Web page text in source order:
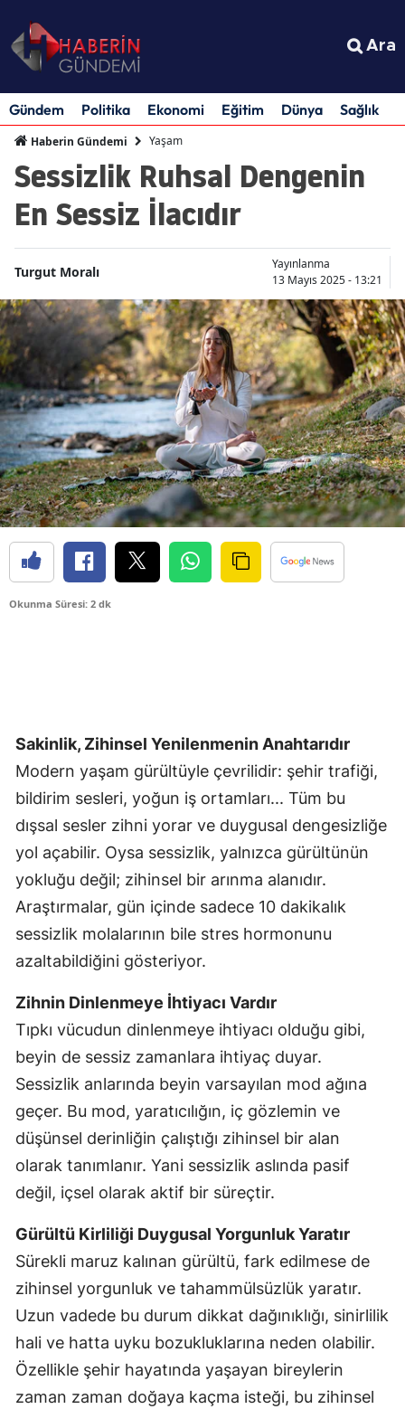
Ara
Gündem Politika Ekonomi Eğitim Dünya Sağlık
Haberin Gündemi Yaşam
Sessizlik Ruhsal Dengenin
En Sessiz İlacıdır
Turgut Moralı
Yayınlanma
13 Mayıs 2025 - 13:21
Okunma Süresi: 2 dk
Sakinlik, Zihinsel Yenilenmenin Anahtarıdır
Modern yaşam gürültüyle çevrilidir: şehir trafiği,
bildirim sesleri, yoğun iş ortamları... Tüm bu
dışsal sesler zihni yorar ve duygusal dengesizliğe
yol açabilir. Oysa sessizlik, yalnızca gürültünün
yokluğu değil; zihinsel bir arınma alanıdır.
Araştırmalar, gün içinde sadece 10 dakikalık
sessizlik molalarının bile stres hormonunu
azaltabildiğini gösteriyor.
Zihnin Dinlenmeye İhtiyacı Vardır
Tıpkı vücudun dinlenmeye ihtiyacı olduğu gibi,
beyin de sessiz zamanlara ihtiyaç duyar.
Sessizlik anlarında beyin varsayılan mod ağına
geçer. Bu mod, yaratıcılığın, iç gözlemin ve
düşünsel derinliğin çalıştığı zihinsel bir alan
olarak tanımlanır. Yani sessizlik aslında pasif
değil, içsel olarak aktif bir süreçtir.
Gürültü Kirliliği Duygusal Yorgunluk Yaratır
Sürekli maruz kalınan gürültü, fark edilmese de
zihinsel yorgunluk ve tahammülsüzlük yaratır.
Uzun vadede bu durum dikkat dağınıklığı, sinirlilik
hali ve hatta uyku bozukluklarına neden olabilir.
Özellikle şehir hayatında yaşayan bireylerin
zaman zaman doğaya kaçma isteği, bu zihinsel